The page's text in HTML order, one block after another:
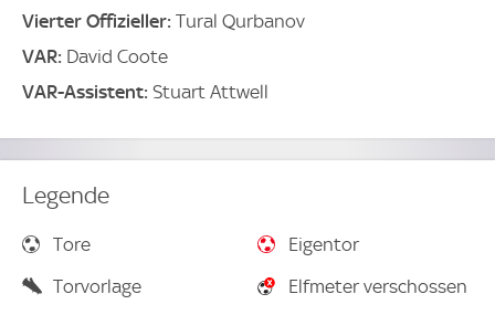
Vierter Offizieller: Tural Qurbanov
VAR: David Coote
VAR-Assistent: Stuart Attwell
Legende
Tore
Eigentor
Torvorlage
Elfmeter verschossen